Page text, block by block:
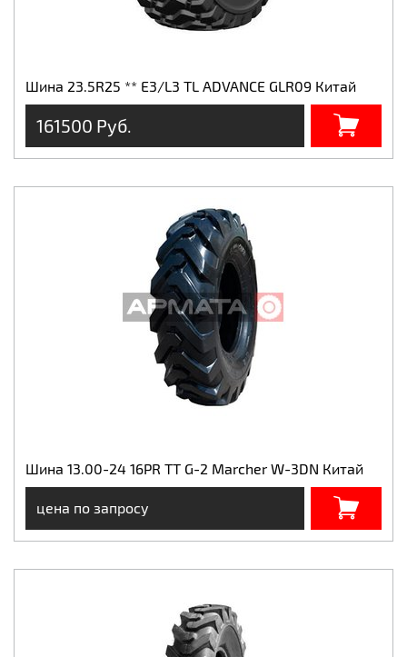
Шина 23.5R25 ** Е3/L3 TL ADVANCE GLR09 Китай
161500 Руб.
Шина 13.00-24 16PR TT G-2 Marcher W-3DN Китай
цена по запросу